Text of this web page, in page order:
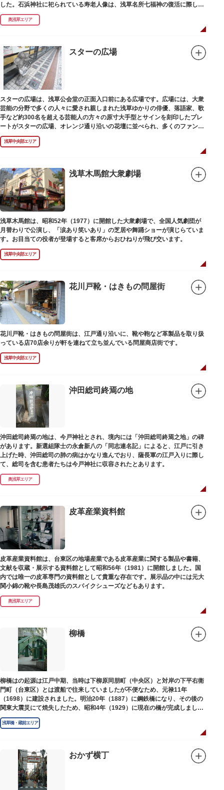
した。石浜神社に祀られている寿老人像は、浅草名所七福神の復活に際し、
延命長寿の神として奉安されたものです。
奥浅草エリア
スターの広場
スターの広場は、浅草公会堂の正面入口前にある広場です。広場には、大衆
芸能の分野で多くの人々に愛され親しまれた浅草ゆかりの俳優、落語家、歌
手など約300名を超える芸能人の方々の原寸大手型とサインを刻印したプレ
ートがスターの広場、オレンジ通り沿いの花壇に並べられ、多くのファンに
親しまれています。
浅草中央部エリア
浅草木馬館大衆劇場
浅草木馬館は、昭和52年（1977）に開館した大衆劇場で、全国人気劇団が
月替わりで公演し、「涙あり笑いあり」の芝居や舞踊ショーが演じらていま
す。お目当ての役者が登場すると客席からおひねりが飛び交います。
浅草中央部エリア
花川戸靴・はきもの問屋街
花川戸靴・はきもの問屋街は、江戸通り沿いに、靴や鞄など革製品を取り扱
っている店70店余りが軒を連ねて立ち並んでいる問屋商店街です。
浅草中央部エリア
沖田総司終焉の地
沖田総司終焉の地は、今戸神社とされ、境内には「沖田総司終焉之地」の碑
があります。新選組隊士の永倉新八の「同志連名記」によると、江戸に引き
上げた時、沖田総司の肺の病はかなり進んでおり、薩長軍の江戸入りに際し
て、総司を含む患者たちは今戸神社に収容されたとあります。
奥浅草エリア
皮革産業資料館
皮革産業資料館は、台東区の地場産業である皮革産業に関する製品や書籍、
文献を収蔵・展示する資料館として昭和56年（1981）に開館しました。国
内では唯一の皮革専門の資料館として貴重な存在です。展示品の中には元大
関小錦の靴や長島茂雄氏のスパイクシューズなどもあります。
奥浅草エリア
柳橋
柳橋はの起源は江戸中期、当時は下柳原同朋町（中央区）と対岸の下平右衛
門町（台東区）とは渡船で往来していましたが不便なため、元禄11年
（1698）に建設されました。明治20年（1887）に鋼鉄橋になり、その後の
関東大震災にて焼失したため、昭和4年（1929）に現在の橋が完成しまし
た。
浅草橋・蔵前エリア
おかず横丁